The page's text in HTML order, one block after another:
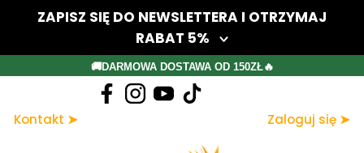
ZAPISZ SIĘ DO NEWSLETTERA I OTRZYMAJ
RABAT 5%
Twój adres e-mail
Dołącz do newslettera
Zapisując się, akceptujesz nasz Regulamin (w zakresie dotyczącym
🚚DARMOWA DOSTAWA OD 150ZŁ🔥
Kontakt ➤ Zaloguj się ➤